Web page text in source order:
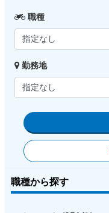
職種
勤務地
職種から探す